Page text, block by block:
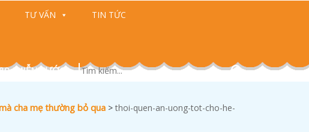
TƯ VẤN TIN TỨC
(MIỄN CƯỚC)
cha mẹ thường bỏ qua >thoi-quen-an-uong-tot-cho-he-